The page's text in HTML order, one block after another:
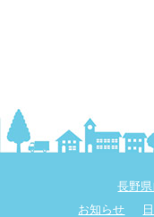
長野
お知らせ